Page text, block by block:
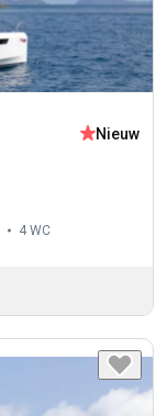
Nieuw
4 WC